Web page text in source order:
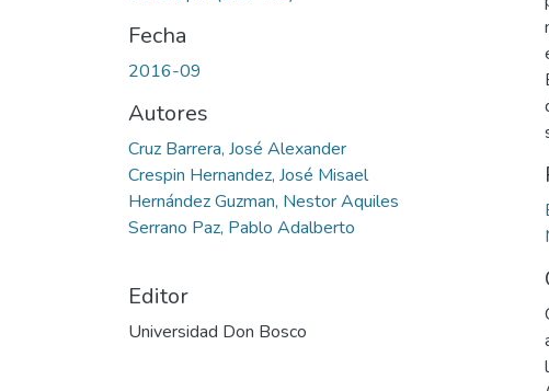
Fecha
2016-09
Autores
Cruz Barrera, José Alexander
Crespin Hernandez, José Misael
Hernández Guzman, Nestor Aquiles
Serrano Paz, Pablo Adalberto
Editor
Universidad Don Bosco